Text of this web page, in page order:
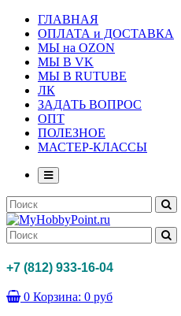
ГЛАВНАЯ
ОПЛАТА и ДОСТАВКА
МЫ на OZON
МЫ В VK
МЫ В RUTUBE
ЛК
ЗАДАТЬ ВОПРОС
ОПТ
ПОЛЕЗНОЕ
МАСТЕР-КЛАССЫ
+7 (812) 933-16-04
0 Корзина: 0 руб